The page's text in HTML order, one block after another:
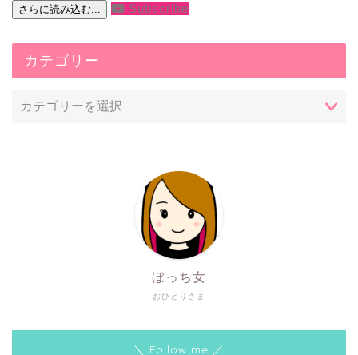
さらに読み込む... Subscribe
カテゴリー
おひとりさま
ぼっち女
＼ Follow me ／